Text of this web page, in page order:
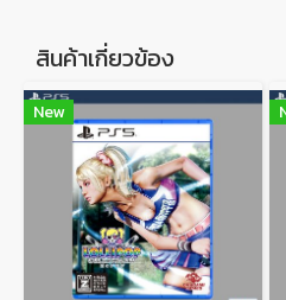
สินค้าเกี่ยวข้อง
New